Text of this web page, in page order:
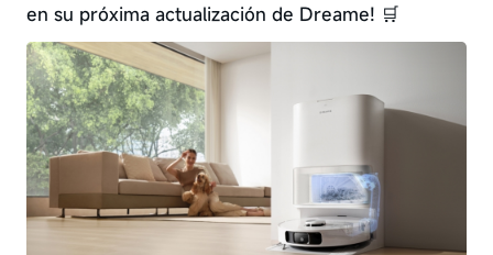
en su próxima actualización de Dreame! 🛒